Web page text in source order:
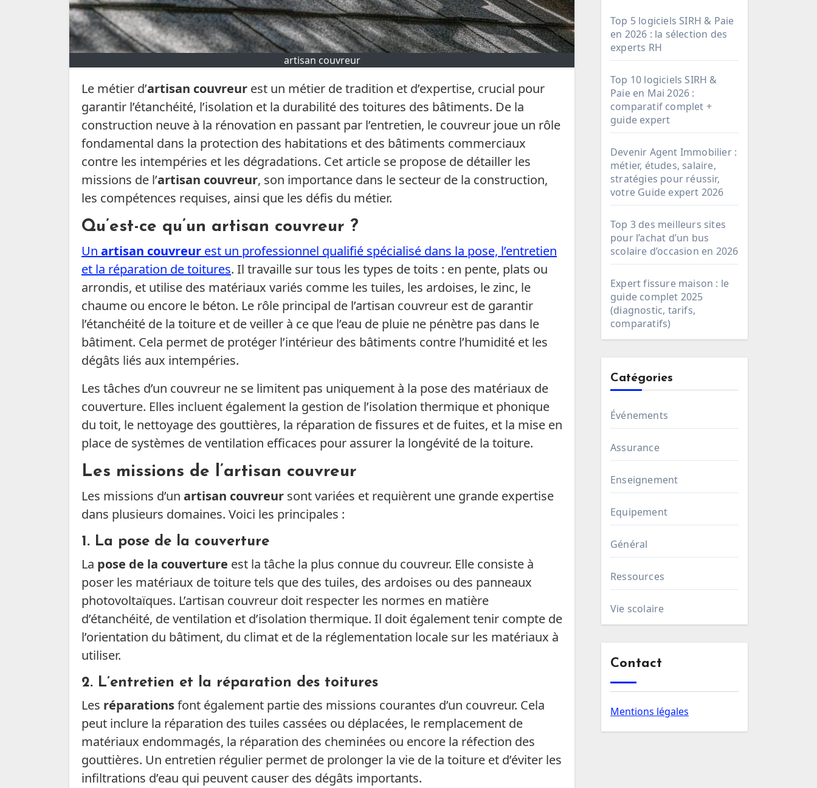
artisan couvreur
Le métier d’artisan couvreur est un métier de tradition et d’expertise, crucial pour
garantir l’étanchéité, l’isolation et la durabilité des toitures des bâtiments. De la
construction neuve à la rénovation en passant par l’entretien, le couvreur joue un rôle
fondamental dans la protection des habitations et des bâtiments commerciaux
contre les intempéries et les dégradations. Cet article se propose de détailler les
missions de l’artisan couvreur, son importance dans le secteur de la construction,
les compétences requises, ainsi que les défis du métier.
Qu’est-ce qu’un artisan couvreur ?
Un artisan couvreur est un professionnel qualifié spécialisé dans la pose, l’entretien
et la réparation de toitures. Il travaille sur tous les types de toits : en pente, plats ou
arrondis, et utilise des matériaux variés comme les tuiles, les ardoises, le zinc, le
chaume ou encore le béton. Le rôle principal de l’artisan couvreur est de garantir
l’étanchéité de la toiture et de veiller à ce que l’eau de pluie ne pénètre pas dans le
bâtiment. Cela permet de protéger l’intérieur des bâtiments contre l’humidité et les
dégâts liés aux intempéries.
Les tâches d’un couvreur ne se limitent pas uniquement à la pose des matériaux de
couverture. Elles incluent également la gestion de l’isolation thermique et phonique
du toit, le nettoyage des gouttières, la réparation de fissures et de fuites, et la mise en
place de systèmes de ventilation efficaces pour assurer la longévité de la toiture.
Les missions de l’artisan couvreur
Les missions d’un artisan couvreur sont variées et requièrent une grande expertise
dans plusieurs domaines. Voici les principales :
1. La pose de la couverture
La pose de la couverture est la tâche la plus connue du couvreur. Elle consiste à
poser les matériaux de toiture tels que des tuiles, des ardoises ou des panneaux
photovoltaïques. L’artisan couvreur doit respecter les normes en matière
d’étanchéité, de ventilation et d’isolation thermique. Il doit également tenir compte de
l’orientation du bâtiment, du climat et de la réglementation locale sur les matériaux à
utiliser.
2. L’entretien et la réparation des toitures
Les réparationsfont également partie des missions courantes d’un couvreur. Cela
peut inclure la réparation des tuiles cassées ou déplacées, le remplacement de
matériaux endommagés, la réparation des cheminées ou encore la réfection des
gouttières. Un entretien régulier permet de prolonger la vie de la toiture et d’éviter les
infiltrations d’eau qui peuvent causer des dégâts importants.
Top 5 logiciels SIRH & Paie
en 2026 : la sélection des
experts RH
Top 10 logiciels SIRH &
Paie en Mai 2026 :
comparatif complet +
guide expert
Devenir Agent Immobilier :
métier, études, salaire,
stratégies pour réussir,
votre Guide expert 2026
Top 3 des meilleurs sites
pour l’achat d’un bus
scolaire d’occasion en 2026
Expert fissure maison : le
guide complet 2025
(diagnostic, tarifs,
comparatifs)
Catégories
Événements
Assurance
Enseignement
Equipement
Général
Ressources
Vie scolaire
Contact
Mentions légales